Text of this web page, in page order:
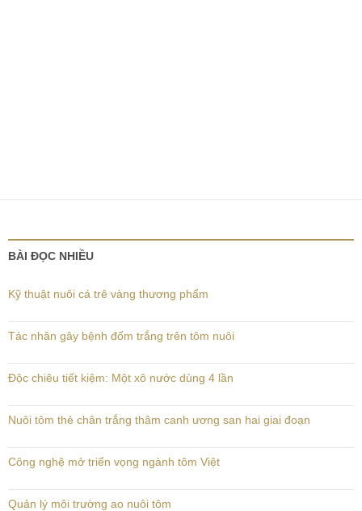
BÀI ĐỌC NHIỀU
Kỹ thuật nuôi cá trê vàng thương phẩm
Tác nhân gây bệnh đốm trắng trên tôm nuôi
Độc chiêu tiết kiệm: Một xô nước dùng 4 lần
Nuôi tôm thẻ chân trắng thâm canh ương san hai giai đoạn
Công nghệ mở triển vọng ngành tôm Việt
Quản lý môi trường ao nuôi tôm